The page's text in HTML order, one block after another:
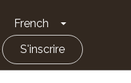
French Toggle
S'inscrire